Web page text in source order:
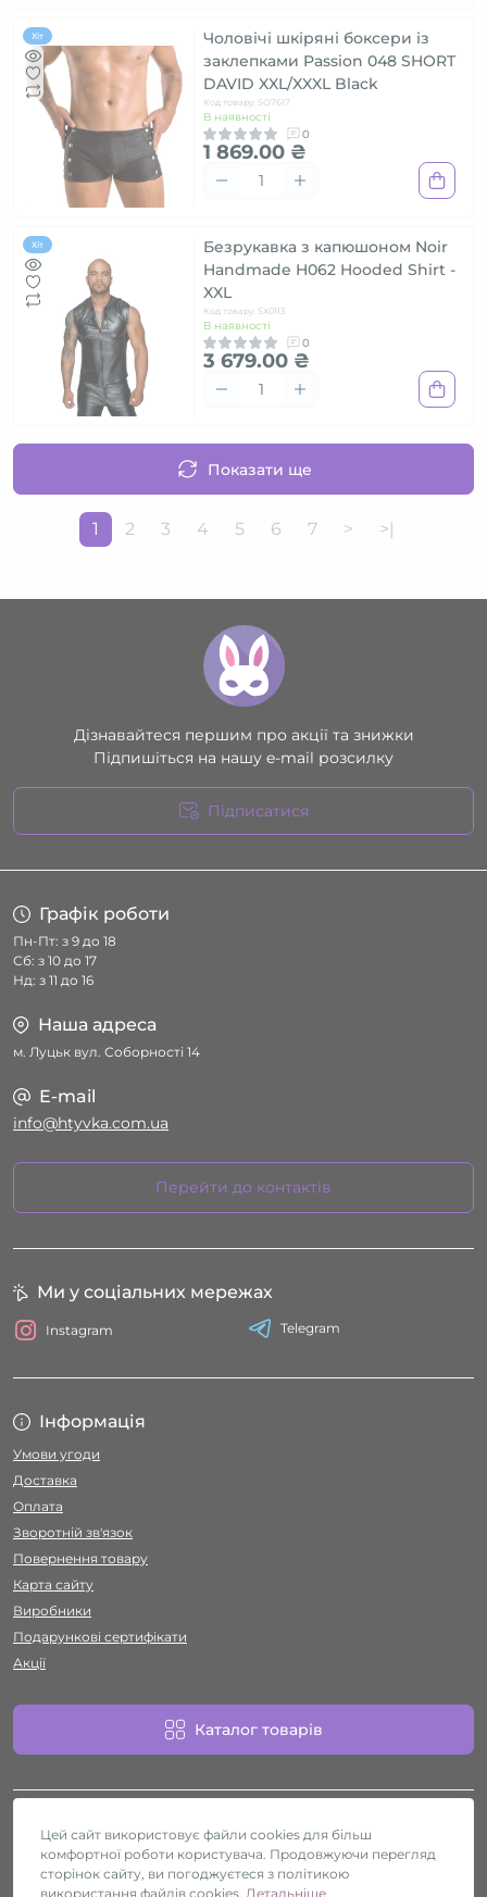
Хіт
Чоловічі шкіряні боксери із
заклепками Passion 048 SHORT
DAVID XXL/XXXL Black
Код товару: SO7617
В наявності
0
1 869.00 ₴
Хіт
Безрукавка з капюшоном Noir
Handmade H062 Hooded Shirt -
XXL
Код товару: SX0113
В наявності
0
3 679.00 ₴
Показати ще
1 2 3 4 5 6 7 > >|
Дізнавайтеся першим про акції та знижки
Підпишіться на нашу e-mail розсилку
Підписатися
Графік роботи
Пн-Пт: з 9 до 18
Сб: з 10 до 17
Нд: з 11 до 16
Наша адреса
м. Луцьк вул. Соборності 14
E-mail
info@htyvka.com.ua
Перейти до контактів
Інформація
Умови угоди
Доставка
Оплата
Зворотній зв'язок
Повернення товару
Карта сайту
Виробники
Подарункові сертифікати
Акції
Каталог товарів
Ми у соціальних мережах
Instagram Telegram
Цей сайт використовує файли cookies для більш
комфортної роботи користувача. Продовжуючи перегляд
сторінок сайту, ви погоджуєтеся з політикою
використання файлів cookies. Детальніше